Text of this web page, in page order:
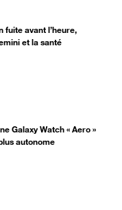
fuite avant l’heure,
et la santé
Galaxy Watch « Aero »
autonome